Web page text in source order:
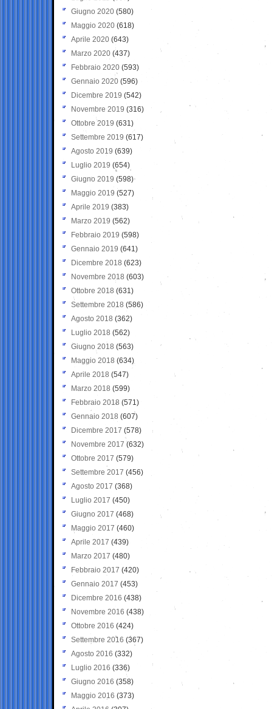
Giugno 2020 (580)
Maggio 2020 (618)
Aprile 2020 (643)
Marzo 2020 (437)
Febbraio 2020 (593)
Gennaio 2020 (596)
Dicembre 2019 (542)
Novembre 2019 (316)
Ottobre 2019 (631)
Settembre 2019 (617)
Agosto 2019 (639)
Luglio 2019 (654)
Giugno 2019 (598)
Maggio 2019 (527)
Aprile 2019 (383)
Marzo 2019 (562)
Febbraio 2019 (598)
Gennaio 2019 (641)
Dicembre 2018 (623)
Novembre 2018 (603)
Ottobre 2018 (631)
Settembre 2018 (586)
Agosto 2018 (362)
Luglio 2018 (562)
Giugno 2018 (563)
Maggio 2018 (634)
Aprile 2018 (547)
Marzo 2018 (599)
Febbraio 2018 (571)
Gennaio 2018 (607)
Dicembre 2017 (578)
Novembre 2017 (632)
Ottobre 2017 (579)
Settembre 2017 (456)
Agosto 2017 (368)
Luglio 2017 (450)
Giugno 2017 (468)
Maggio 2017 (460)
Aprile 2017 (439)
Marzo 2017 (480)
Febbraio 2017 (420)
Gennaio 2017 (453)
Dicembre 2016 (438)
Novembre 2016 (438)
Ottobre 2016 (424)
Settembre 2016 (367)
Agosto 2016 (332)
Luglio 2016 (336)
Giugno 2016 (358)
Maggio 2016 (373)